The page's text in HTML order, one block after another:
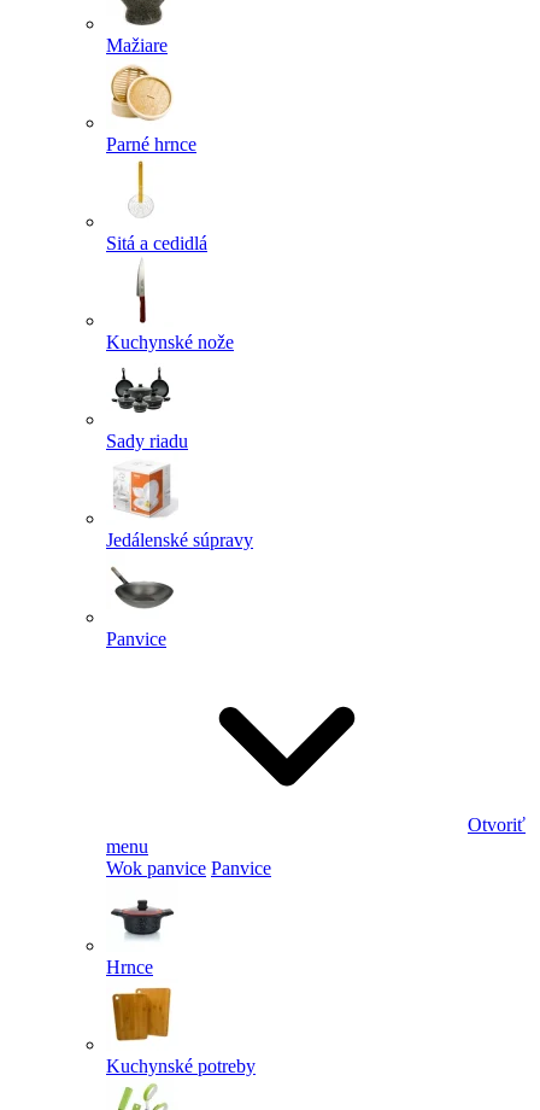
Mažiare
Parné hrnce
Sitá a cedidlá
Kuchynské nože
Sady riadu
Jedálenské súpravy
Panvice
Otvoriť
menu
Wok panvice Panvice
Hrnce
Kuchynské potreby